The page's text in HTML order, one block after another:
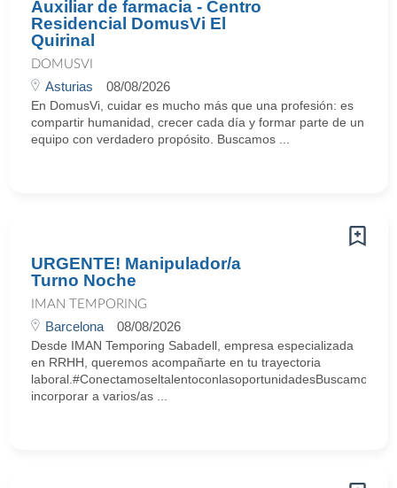
Auxiliar de farmacia - Centro
Residencial DomusVi El
Quirinal
DOMUSVI
Asturias 08/08/2026
En DomusVi, cuidar es mucho más que una profesión: es
compartir humanidad, crecer cada día y formar parte de un
equipo con verdadero propósito. Buscamos ...
URGENTE! Manipulador/a
Turno Noche
IMAN TEMPORING
Barcelona 08/08/2026
Desde IMAN Temporing Sabadell, empresa especializada
en RRHH, queremos acompañarte en tu trayectoria
laboral.#ConectamoseltalentoconlasoportunidadesBuscamos
incorporar a varios/as ...